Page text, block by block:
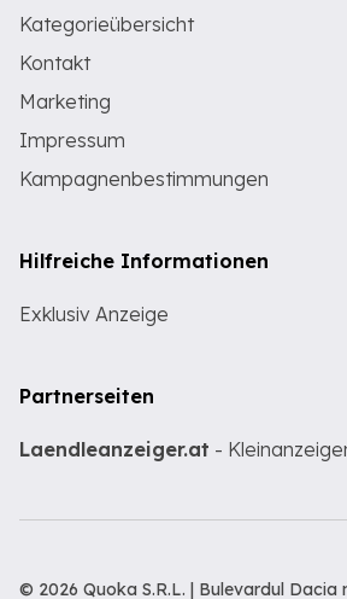
Kategorieübersicht
Kontakt
Marketing
Impressum
Kampagnenbestimmungen
Hilfreiche Informationen
Exklusiv Anzeige
Partnerseiten
Laendleanzeiger.at -
© 2026 Quoka S.R.L. | Bulevardul Dacia